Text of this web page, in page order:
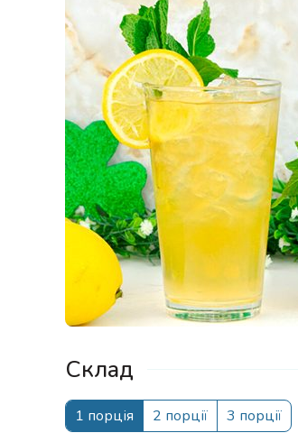
Склад
1 порція 2 порції 3 порції